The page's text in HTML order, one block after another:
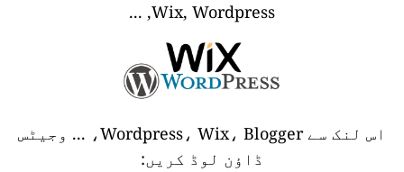
Wix, Wordpress, ...
اس لنک سے Wordpress، Wix، Blogger، ... وجیٹس
ڈاؤن لوڈ کریں: